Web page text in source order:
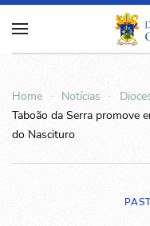
Home Notícias
Taboão da Serra promove
do Nascituro